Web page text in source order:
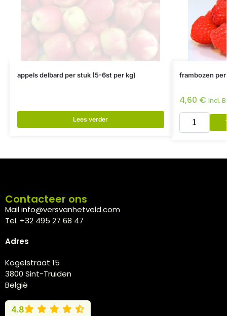
appels delbard per stuk (5-6st per kg)
Lees verder
frambozen per
4,60 € Incl.
Contacteer ons
Mail info@versvanhetveld.com
Tel. +32 495 27 68 47
Adres
Kogelstraat 15
3800 Sint-Truiden
België
4.8